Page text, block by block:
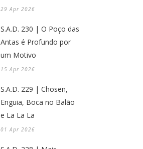
29 Apr 2026
S.A.D. 230 | O Poço das
Antas é Profundo por
um Motivo
15 Apr 2026
S.A.D. 229 | Chosen,
Enguia, Boca no Balão
e La La La
01 Apr 2026